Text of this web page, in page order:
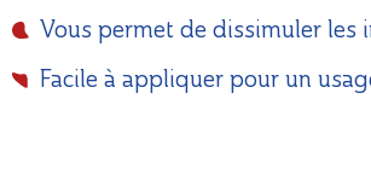
Vous permet de dissimuler les
Facile à appliquer pour un